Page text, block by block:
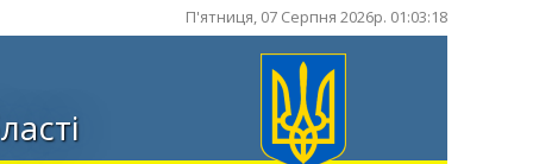
П'ятниця, 07 Серпня 2026р. 01:03:18